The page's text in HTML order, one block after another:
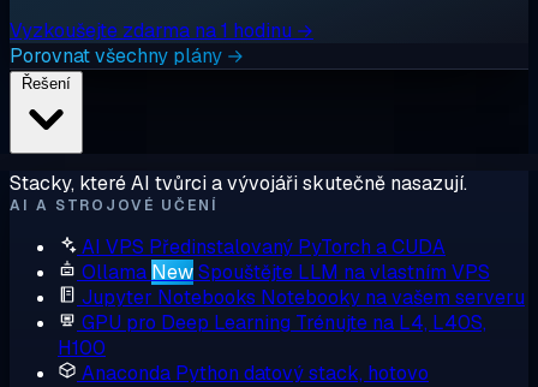
Vyzkoušejte zdarma na 1 hodinu →
Porovnat všechny plány →
Stacky, které AI tvůrci a vývojáři skutečně nasazují.
AI A STROJOVÉ UČENÍ
AI VPS Předinstalovaný PyTorch a CUDA
Ollama NewSpouštějte LLM na vlastním VPS
Jupyter Notebooks Notebooky na vašem serveru
GPU pro Deep Learning Trénujte na L4, L40S,
H100
Anaconda Python datový stack, hotovo